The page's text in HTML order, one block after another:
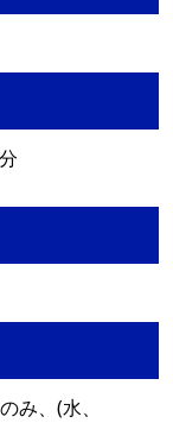
み、(水、